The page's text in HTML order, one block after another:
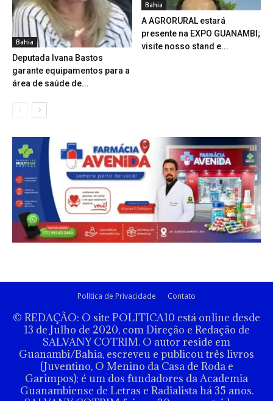
Bahia
Deputada Ivana Bastos
garante equipamentos para a
área de saúde de...
Bahia
A AGRORURAL estará
presente na EXPO GUANAMBI;
visite nosso stand e...
Política de Privacidade Contato
© REDAÇÃO: O site POLITICA10 está online desde
13 de Julho de 2020, com Direção e Redação de
SALVANY COTRIM. O autor reside em
Guanambi/Bahia, escreveu e publicou três livros
(Juventino, O Menino da Casa de Roda e
Garimpos); é um dos fundadores da Academia
Guanambiense de Letras e Radialista há 35 anos.